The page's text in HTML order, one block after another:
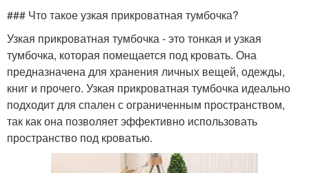
### Что такое узкая прикроватная тумбочка?
Узкая прикроватная тумбочка - это тонкая и узкая
тумбочка, которая помещается под кровать. Она
предназначена для хранения личных вещей, одежды,
книг и прочего. Узкая прикроватная тумбочка идеально
подходит для спален с ограниченным пространством,
так как она позволяет эффективно использовать
пространство под кроватью.